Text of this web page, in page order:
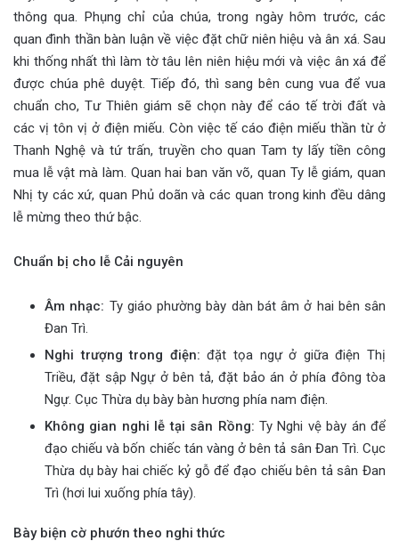
thông qua. Phụng chỉ của chúa, trong ngày hôm trước, các
quan đình thần bàn luận về việc đặt chữ niên hiệu và ân xá. Sau
khi thống nhất thì làm tờ tâu lên niên hiệu mới và việc ân xá để
được chúa phê duyệt. Tiếp đó, thì sang bên cung vua để vua
chuẩn cho, Tư Thiên giám sẽ chọn này để cáo tế trời đất và
các vị tôn vị ở điện miếu. Còn việc tế cáo điện miếu thần từ ở
Thanh Nghệ và tứ trấn, truyền cho quan Tam ty lấy tiền công
mua lễ vật mà làm. Quan hai ban văn võ, quan Ty lễ giám, quan
Nhị ty các xứ, quan Phủ doãn và các quan trong kinh đều dâng
lễ mừng theo thứ bậc.
Chuẩn bị cho lễ Cải nguyên
Âm nhạc: Ty giáo phường bày dàn bát âm ở hai bên sân
Đan Trì.
Nghi trượng trong điện: đặt tọa ngự ở giữa điện Thị
Triều, đặt sập Ngự ở bên tả, đặt bảo án ở phía đông tòa
Ngự. Cục Thừa dụ bày bàn hương phía nam điện.
Không gian nghi lễ tại sân Rồng: Ty Nghi vệ bày án để
đạo chiếu và bốn chiếc tán vàng ở bên tả sân Đan Trì. Cục
Thừa dụ bày hai chiếc kỷ gỗ để đạo chiếu bên tả sân Đan
Trì (hơi lui xuống phía tây).
Bày biện cờ phướn theo nghi thức